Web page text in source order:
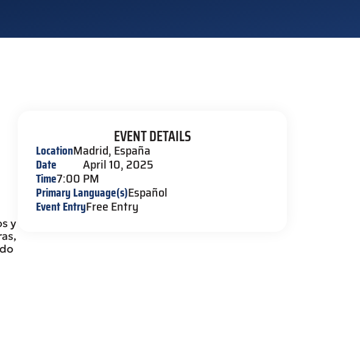
y
EVENT DETAILS
LocationMadrid, España
Date April 10, 2025
Time7:00 PM
Primary Language(s)Español
Event EntryFree Entry